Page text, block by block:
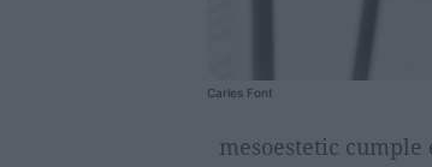
Carles Font
mesoestetic cumple